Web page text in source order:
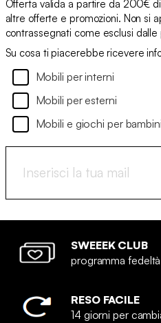
Offerta valida a partire da 200€
altre offerte e promozioni. Non si
contrassegnati come esclusi dalle
Su cosa ti piacerebbe ricevere
Mobili per interni
Mobili per esterni
Mobili e giochi per bambini
SWEEEK CLUB
programma
RESO FACILE
14 giorni per